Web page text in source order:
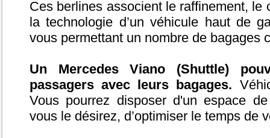
Ces berlines associent le raffinement, le
la technologie d’un véhicule haut de
vous permettant un nombre de bagages
Un Mercedes Viano (Shuttle)
passagers avec leurs bagages.
Vous pourrez disposer d'un espace
vous le désirez, d’optimiser le temps de